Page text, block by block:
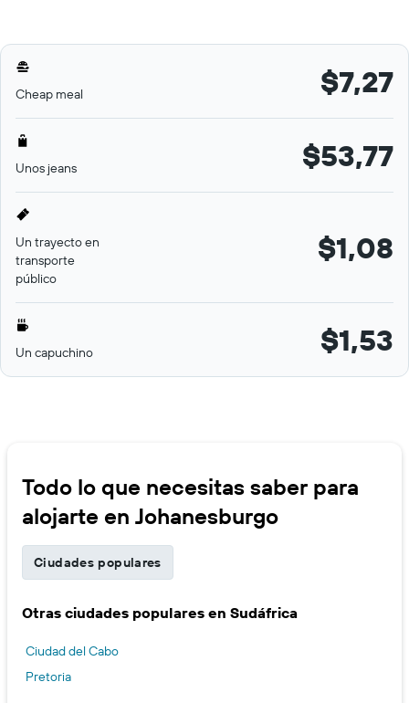
Cheap meal $7,27
Unos jeans $53,77
Un trayecto en
transporte
público
$1,08
Un capuchino $1,53
Todo lo que necesitas saber para
alojarte en Johanesburgo
Ciudades populares
Otras ciudades populares en Sudáfrica
Ciudad del Cabo
Pretoria